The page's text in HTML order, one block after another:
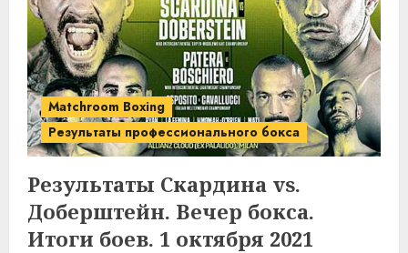
Matchroom Boxing
Результаты профессионального бокса
Результаты Скардина vs.
Доберштейн. Вечер бокса.
Итоги боев. 1 октября 2021